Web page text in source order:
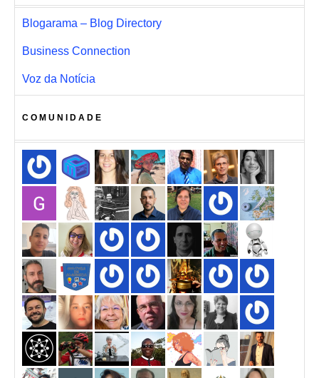
Blogarama – Blog Directory
Business Connection
Voz da Notícia
COMUNIDADE